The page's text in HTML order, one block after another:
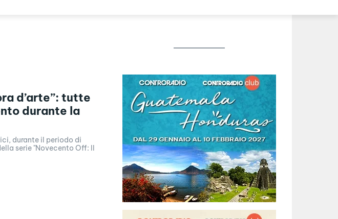
d’arte”: tutte
durante la
durante il periodo di
serie "Novecento Off: Il